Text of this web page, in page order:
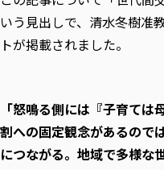
いう見出しで、清水冬樹准
トが掲載されました。
「怒鳴る側には『子育て
割への固定観念があるので
につながる。地域で多様な